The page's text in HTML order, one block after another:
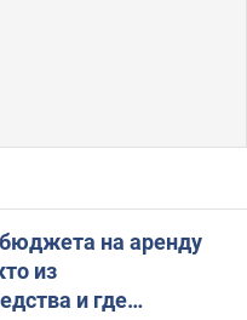
на аренду
из
и где